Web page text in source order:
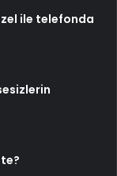
ile telefonda